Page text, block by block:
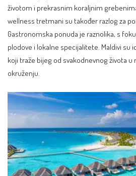
životom i prekrasnim koraljnim
wellness tretmani su također razlog za
Gastronomska ponuda je raznolika, s
plodove i lokalne specijalitete. Maldivi su
koji traže bijeg od svakodnevnog života
okruženju.